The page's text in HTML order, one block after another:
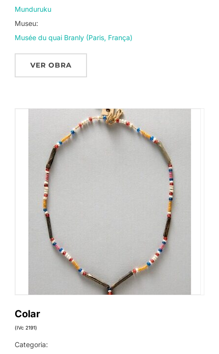
Munduruku
Museu:
Musée du quai Branly (Paris, França)
VER OBRA
Colar
(IVc 2191)
Categoria: